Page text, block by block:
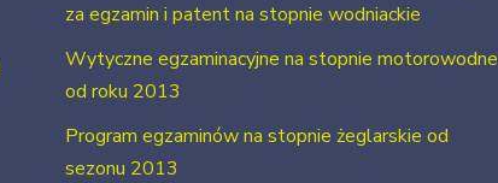
za egzamin i patent na stopnie wodniackie
Wytyczne egzaminacyjne na stopnie motorowodne
od roku 2013
Program egzaminów na stopnie żeglarskie od
sezonu 2013